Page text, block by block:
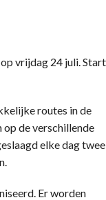
vrijdag 24 juli.
routes in de
de verschillende
elke dag twee
Er worden